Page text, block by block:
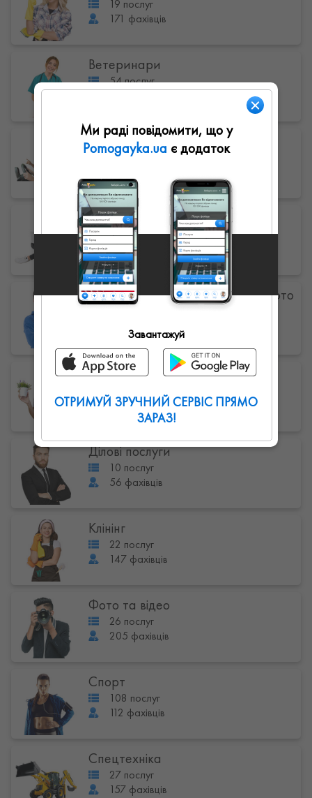
19 послуг
171 фахівців
Ветеринари
54 послуг
Автоінструктора
23 послуг
Інше
30 послуг
89 фахівців
Ремонт і обслуговування авто-мото
50 послуг
Побутові послуги
279 фахівців
Ділові послуги
10 послуг
56 фахівців
Клінінг
22 послуг
147 фахівців
Фото та відео
26 послуг
205 фахівців
Спорт
108 послуг
112 фахівців
Спецтехніка
27 послуг
157 фахівців
Ми раді повідомити, що у
Pomogayka.ua є додаток
Завантажуй
ОТРИМУЙ ЗРУЧНИЙ СЕРВІС ПРЯМО
ЗАРАЗ!